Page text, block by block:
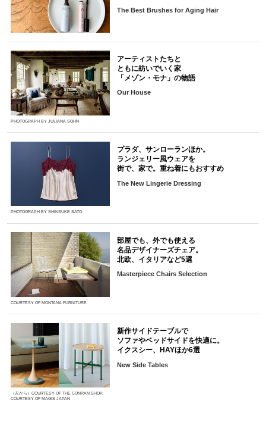
The Best Brushes for Aging Hair
PHOTOGRAPH BY JULIANA SOHN
アーティストたちと
ともに紡いでいく家
「メゾン・モナ」の物語
Our House
PHOTOGRAPH BY SHINSUKE SATO
プラダ、サンローランほか。
ランジェリー風ウェアを
街で、家で。重ね着にもおすすめ
The New Lingerie Dressing
COURTESY OF MONTANA FURNITURE
部屋でも、外でも使える
名品デザイナーズチェア。
北欧、イタリアなど5選
Masterpiece Chairs Selection
（左から）COURTESY OF THE CONRAN SHOP,
COURTESY OF MAGIS JAPAN
新作サイドテーブルで
ソファやベッドサイドを快適に。
イクスシー、HAYほか6選
New Side Tables